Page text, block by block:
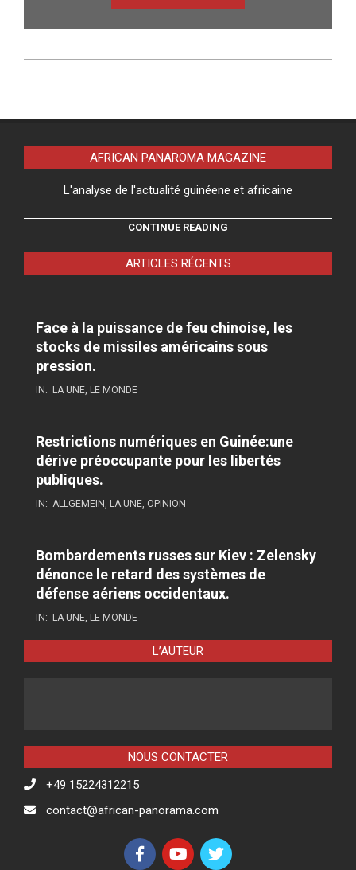
AFRICAN PANAROMA MAGAZINE
L'analyse de l'actualité guinéene et africaine
CONTINUE READING
ARTICLES RÉCENTS
Face à la puissance de feu chinoise, les
stocks de missiles américains sous
pression.
IN: LA UNE, LE MONDE
Restrictions numériques en Guinée:une
dérive préoccupante pour les libertés
publiques.
IN: ALLGEMEIN, LA UNE, OPINION
Bombardements russes sur Kiev : Zelensky
dénonce le retard des systèmes de
défense aériens occidentaux.
IN: LA UNE, LE MONDE
L’AUTEUR
NOUS CONTACTER
+49 15224312215
contact@african-panorama.com